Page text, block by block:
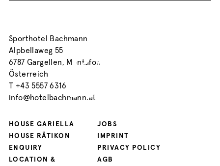
Sporthotel Bachmann
Alpbellaweg 55
6787 Gargellen, Montafon
Österreich
T +43 5557 6316
info@hotelbachmann.at
HOUSE GARIELLA
HOUSE RÄTIKON
ENQUIRY
LOCATION &
JOBS
IMPRINT
PRIVACY POLICY
AGB